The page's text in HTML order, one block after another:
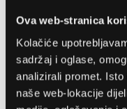
Ova web-stranica
Kolačiće
sadržaj i oglase,
analizirali promet.
naše web-lokacije